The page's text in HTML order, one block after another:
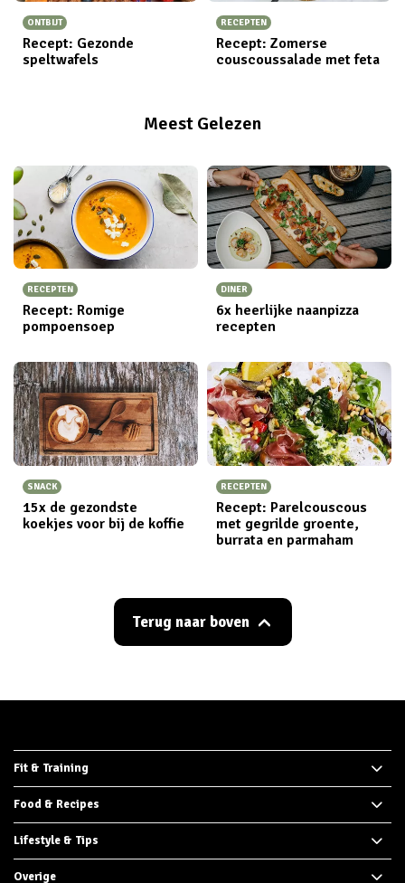
ONTBIJT
Recept: Gezonde
speltwafels
RECEPTEN
Recept: Zomerse
couscoussalade met feta
Meest Gelezen
RECEPTEN
Recept: Romige
pompoensoep
DINER
6x heerlijke naanpizza
recepten
SNACK
15x de gezondste
koekjes voor bij de koffie
RECEPTEN
Recept: Parelcouscous
met gegrilde groente,
burrata en parmaham
Terug naar boven
Fit & Training
Food & Recipes
Lifestyle & Tips
Overige